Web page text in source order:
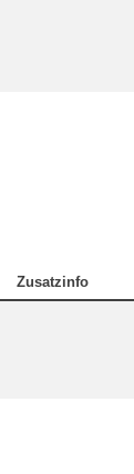
Zusatzinfo